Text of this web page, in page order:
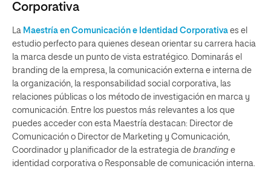
Corporativa
La Maestría en Comunicación e Identidad Corporativa es el
estudio perfecto para quienes desean orientar su carrera hacia
la marca desde un punto de vista estratégico. Dominarás el
branding de la empresa, la comunicación externa e interna de
la organización, la responsabilidad social corporativa, las
relaciones públicas o los método de investigación en marca y
comunicación. Entre los puestos más relevantes a los que
puedes acceder con esta Maestría destacan: Director de
Comunicación o Director de Marketing y Comunicación,
Coordinador y planificador de la estrategia de branding e
identidad corporativa o Responsable de comunicación interna.